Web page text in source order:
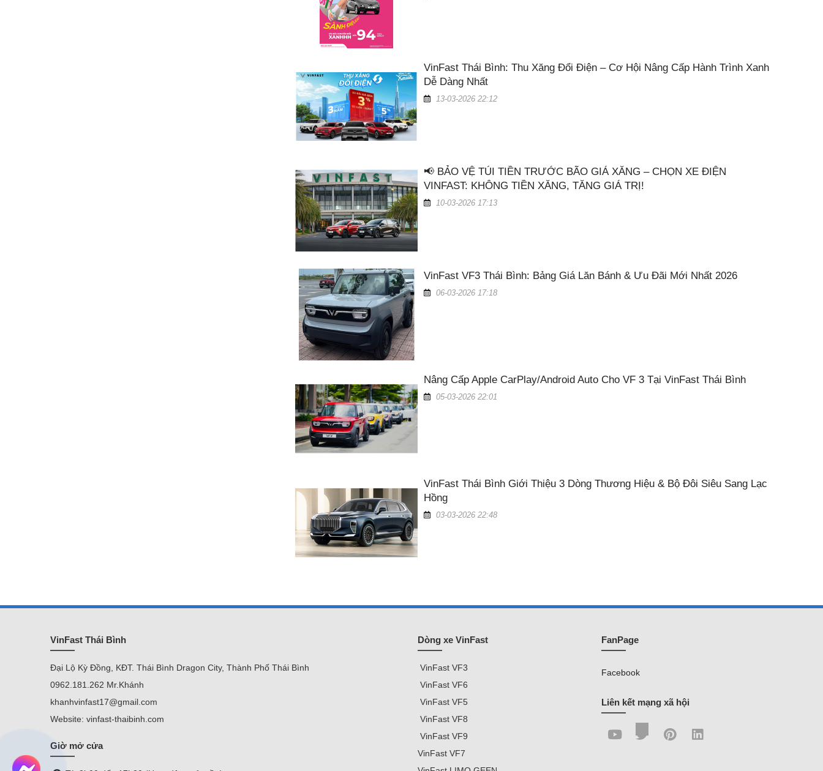
VinFast Thái Bình: Thu Xăng Đổi Điện – Cơ Hội Nâng Cấp Hành Trình Xanh
Dễ Dàng Nhất
13-03-2026 22:12
📢 BẢO VỆ TÚI TIỀN TRƯỚC BÃO GIÁ XĂNG – CHỌN XE ĐIỆN
VINFAST: KHÔNG TIỀN XĂNG, TĂNG GIÁ TRỊ!
10-03-2026 17:13
VinFast VF3 Thái Bình: Bảng Giá Lăn Bánh & Ưu Đãi Mới Nhất 2026
06-03-2026 17:18
Nâng Cấp Apple CarPlay/Android Auto Cho VF 3 Tại VinFast Thái Bình
05-03-2026 22:01
VinFast Thái Bình Giới Thiệu 3 Dòng Thương Hiệu & Bộ Đôi Siêu Sang Lạc
Hồng
03-03-2026 22:48
VinFast Thái Bình
Đại Lộ Kỳ Đồng, KĐT. Thái Bình Dragon City, Thành Phố Thái Bình
0962.181.262 Mr.Khánh
khanhvinfast17@gmail.com
Website: vinfast-thaibinh.com
Giờ mở cửa
Dòng xe VinFast
VinFast VF3
VinFast VF6
VinFast VF5
VinFast VF8
VinFast VF9
VinFast VF7
FanPage
Facebook
Liên kết mạng xã hội